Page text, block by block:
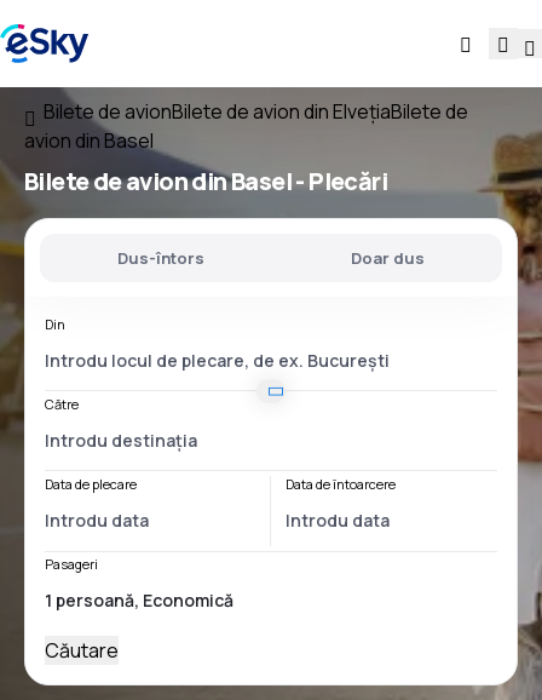
Bilete de avionBilete de avion din ElveţiaBilete de
avion din Basel
Bilete de aviondin Basel- Plecări
Dus-întors Doar dus
Din
Către
Data de plecare Data de întoarcere
Pasageri
Căutare